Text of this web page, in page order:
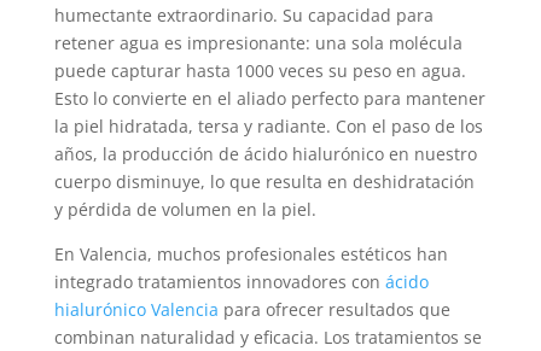
humectante extraordinario. Su capacidad para
retener agua es impresionante: una sola molécula
puede capturar hasta 1000 veces su peso en agua.
Esto lo convierte en el aliado perfecto para mantener
la piel hidratada, tersa y radiante. Con el paso de los
años, la producción de ácido hialurónico en nuestro
cuerpo disminuye, lo que resulta en deshidratación
y pérdida de volumen en la piel.
En Valencia, muchos profesionales estéticos han
integrado tratamientos innovadores con ácido
hialurónico Valencia para ofrecer resultados que
combinan naturalidad y eficacia. Los tratamientos se